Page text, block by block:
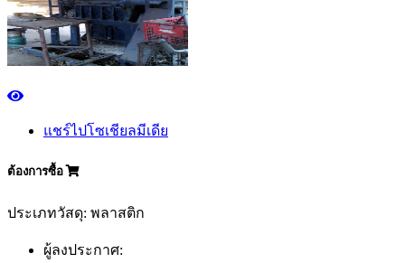
แชร์ไปโซเชียลมีเดีย
ต้องการซื้อ
ประเภทวัสดุ: พลาสติก
ผู้ลงประกาศ: